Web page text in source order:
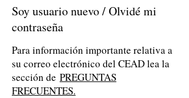
Soy usuario nuevo / Olvidé mi
contraseña
Para información importante relativa a
su correo electrónico del CEAD lea la
sección de PREGUNTAS
FRECUENTES.